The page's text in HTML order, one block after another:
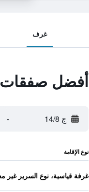
غرف
أفضل صفقات
ج 14/8 -
نوع الإقامة
غرفة قياسية، نوع السرير غير